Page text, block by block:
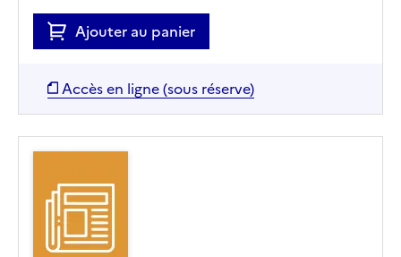
Ajouter au panier
Accès en ligne (sous réserve)